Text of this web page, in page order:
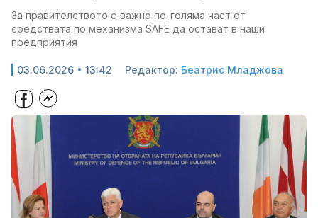
За правителството е важно по-голяма част от
средствата по механизма SAFE да остават в наши
предприятия
03.06.2026 • 13:42 Редактор: Беатрис Младжова